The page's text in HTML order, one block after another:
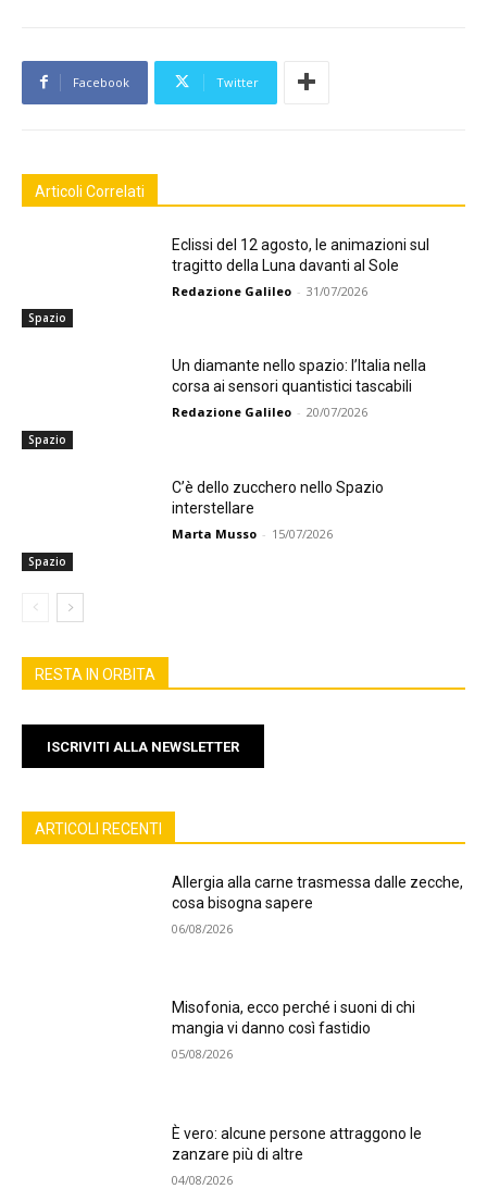
Facebook Twitter
Articoli Correlati
Spazio
Eclissi del 12 agosto, le animazioni sul
tragitto della Luna davanti al Sole
Redazione Galileo - 31/07/2026
Spazio
Un diamante nello spazio: l’Italia nella
corsa ai sensori quantistici tascabili
Redazione Galileo - 20/07/2026
Spazio
C’è dello zucchero nello Spazio
interstellare
Marta Musso - 15/07/2026
RESTA IN ORBITA
ISCRIVITI ALLA NEWSLETTER
ARTICOLI RECENTI
Allergia alla carne trasmessa dalle zecche,
cosa bisogna sapere
06/08/2026
Misofonia, ecco perché i suoni di chi
mangia vi danno così fastidio
05/08/2026
È vero: alcune persone attraggono le
zanzare più di altre
04/08/2026